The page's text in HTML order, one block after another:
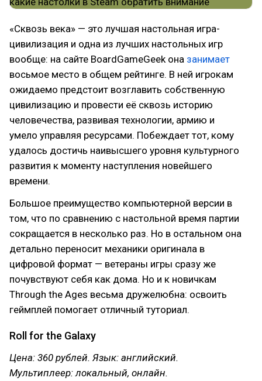
«Сквозь века» — это лучшая настольная игра-
цивилизация и одна из лучших настольных игр
вообще: на сайте BoardGameGeek она занимает
восьмое место в общем рейтинге. В ней игрокам
ожидаемо предстоит возглавить собственную
цивилизацию и провести её сквозь историю
человечества, развивая технологии, армию и
умело управляя ресурсами. Побеждает тот, кому
удалось достичь наивысшего уровня культурного
развития к моменту наступления новейшего
времени.
Большое преимущество компьютерной версии в
том, что по сравнению с настольной время партии
сокращается в несколько раз. Но в остальном она
детально переносит механики оригинала в
цифровой формат — ветераны игры сразу же
почувствуют себя как дома. Но и к новичкам
Through the Ages весьма дружелюбна: освоить
геймплей помогает отличный туториал.
Roll for the Galaxy
Цена: 360 рублей. Язык: английский.
Мультиплеер: локальный, онлайн.